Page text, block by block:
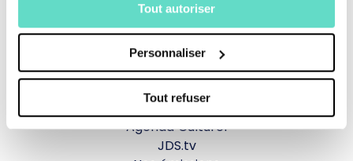
Tout autoriser
Personnaliser
Tout refuser
La messe
Magazine Le Jour du Seigneur
Documentaires
Parole Inattendue
Tous Frères
Générations Laudato Si’
Agenda Culturel
JDS.tv